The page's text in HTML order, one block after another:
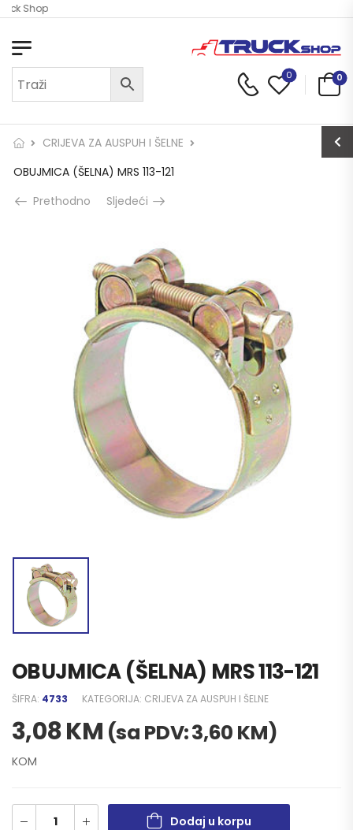
Shop
0 0
CRIJEVA ZA AUSPUH I ŠELNE
OBUJMICA (ŠELNA) MRS 113-121
Prethodno
Sljedeći
OBUJMICA (ŠELNA) MRS 113-121
ŠIFRA: 4733 KATEGORIJA: CRIJEVA ZA AUSPUH I ŠELNE
3,08KM (sa PDV:3,60 KM)
KOM
Dodaj u korpu